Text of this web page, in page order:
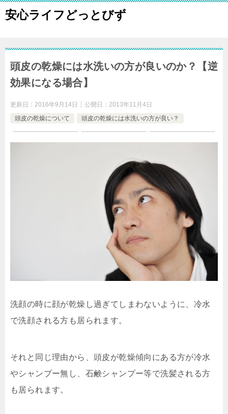
安心ライフどっとびず
頭皮の乾燥には水洗いの方が良いのか？【逆
効果になる場合】
更新日： 2016年9月14日 公開日： 2013年11月4日
頭皮の乾燥について
頭皮の乾燥には水洗いの方が良い？
洗顔の時に顔が乾燥し過ぎてしまわないように、冷水
で洗顔される方も居られます。
それと同じ理由から、頭皮が乾燥傾向にある方が冷水
やシャンプー無し、石鹸シャンプー等で洗髪される方
も居られます。